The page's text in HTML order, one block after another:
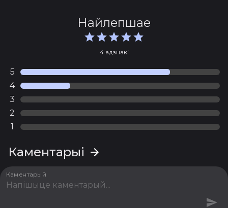
Найлепшае
4 адзнакі
5
4
3
2
1
Каментарыі
Каментарый